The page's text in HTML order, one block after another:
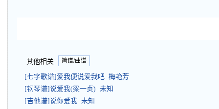
其他相关 简谱/曲谱
[七字歌谱]爱我便说爱我吧 梅艳芳
[钢琴谱]说爱我(梁一贞) 未知
[吉他谱]说你爱我 未知